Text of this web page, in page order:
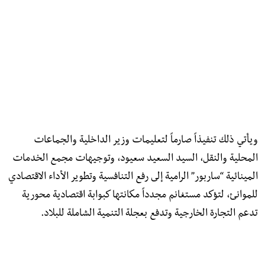
ويأتي ذلك تنفيذاً صارماً لتعليمات وزير الداخلية والجماعات
المحلية والنقل، السيد السعيد سعيود، وتوجيهات مجمع الخدمات
المينائية “ساربور” الرامية إلى رفع التنافسية وتطوير الأداء الاقتصادي
للموانئ، لتؤكد مستغانم مجدداً مكانتها كبوابة اقتصادية محورية
تدعم التجارة الخارجية وتدفع بعجلة التنمية الشاملة للبلاد.